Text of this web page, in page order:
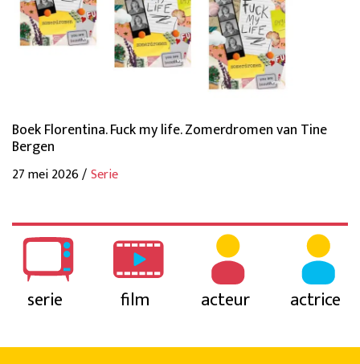
Boek Florentina. Fuck my life. Zomerdromen van Tine
Bergen
27 mei 2026 /Serie
serie film acteur actrice